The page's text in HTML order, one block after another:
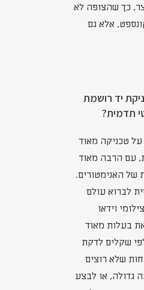
כך שהצופה לא
אלא גם
יד רושמת
תדמית?
טכניקה מאוד
עם הרבה מאוד
של האנימטורים.
לברוא עולם
וידאו
בעלות מאוד
שקלים לדקת
שלא רוצים
גדולה, או לבצע